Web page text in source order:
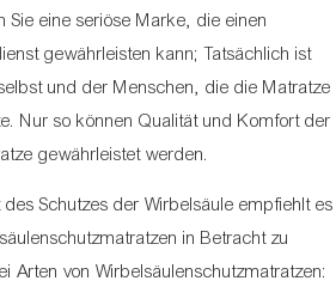
Sie eine seriöse Marke, die einen
gewährleisten kann; Tatsächlich ist
und der Menschen, die die Matratze
Nur so können Qualität und Komfort der
gewährleistet werden.
Schutzes der Wirbelsäule empfiehlt es
in Betracht zu
Arten von Wirbelsäulenschutzmatratzen: